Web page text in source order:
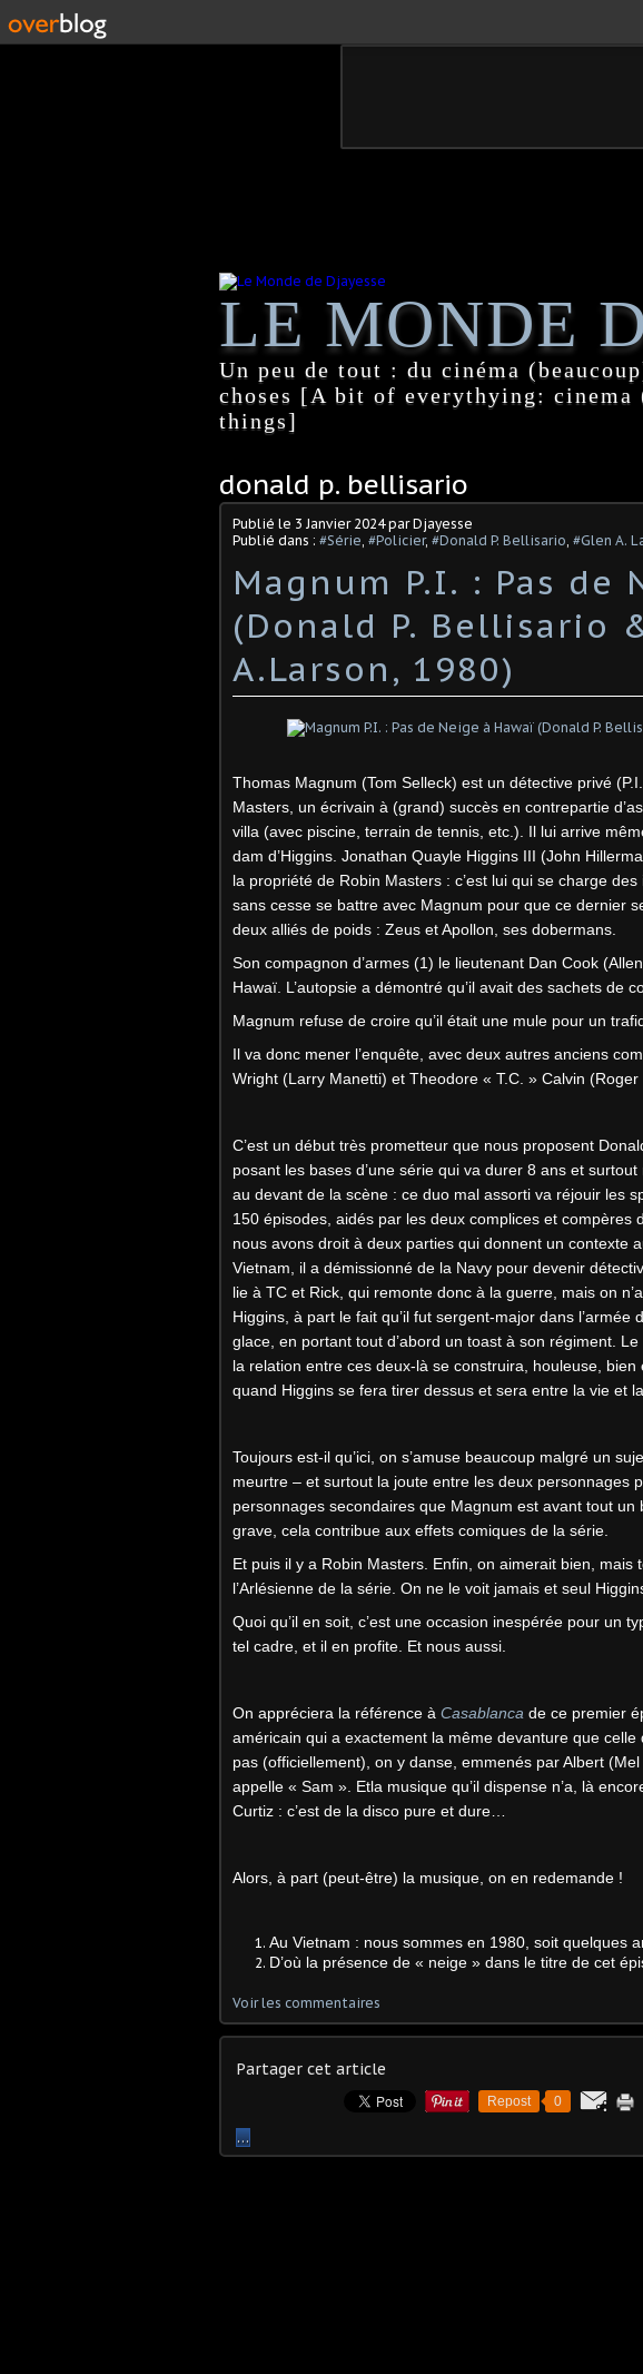
LE MONDE
Un peu de tout : du cinéma
choses [A bit of everythying:
things]
donald p. bellisario
Publié le 3 Janvier 2024par Djayesse
Publié dans : #Série #Policier, #Donald P. Bellisario #Glen A.
Magnum P.I. : Pas de
(Donald P. Bellisario
A.Larson, 1980)
Thomas Magnum (Tom Selleck) est un détective privé
Masters, un écrivain à (grand) succès en contrepartie
villa (avec piscine, terrain de tennis, etc.). Il lui arrive
dam d’Higgins. Jonathan Quayle Higgins III (John
la propriété de Robin Masters : c’est lui qui se charge
sans cesse se battre avec Magnum pour que ce dernier
deux alliés de poids : Zeus et Apollon, ses dobermans.
Son compagnon d’armes (1) le lieutenant Dan Cook
Hawaï. L’autopsie a démontré qu’il avait des sachets de
Magnum refuse de croire qu’il était une mule pour un
Il va donc mener l’enquête, avec deux autres anciens
Wright (Larry Manetti) et Theodore « T.C. » Calvin (Roger
C’est un début très prometteur que nous proposent
posant les bases d’une série qui va durer 8 ans et
au devant de la scène : ce duo mal assorti va réjouir les
150 épisodes, aidés par les deux complices et compères
nous avons droit à deux parties qui donnent un contexte
Vietnam, il a démissionné de la Navy pour devenir
lie à TC et Rick, qui remonte donc à la guerre, mais on
Higgins, à part le fait qu’il fut sergent-major dans l’armée
glace, en portant tout d’abord un toast à son régiment.
la relation entre ces deux-là se construira, houleuse,
quand Higgins se fera tirer dessus et sera entre la vie et
Toujours est-il qu’ici, on s’amuse beaucoup malgré un
meurtre – et surtout la joute entre les deux personnages
personnages secondaires que Magnum est avant tout un
grave, cela contribue aux effets comiques de la série.
Et puis il y a Robin Masters. Enfin, on aimerait bien, mais
l’Arlésienne de la série. On ne le voit jamais et seul
Quoi qu’il en soit, c’est une occasion inespérée pour un
tel cadre, et il en profite. Et nous aussi.
On appréciera la référence à Casablanca de ce premier
américain qui a exactement la même devanture que celle
pas (officiellement), on y danse, emmenés par Albert
appelle « Sam ». Etla musique qu’il dispense n’a, là
Curtiz : c’est de la disco pure et dure…
Alors, à part (peut-être) la musique, on en redemande !
Au Vietnam : nous sommes en 1980, soit quelques
D’où la présence de « neige » dans le titre de cet
Voir les commentaires
Partager cet article
Repost 0
…